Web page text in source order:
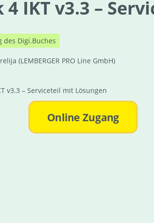
IKT v3.3 –
des Digi.Buches
(LEMBERGER PRO Line GmbH)
Online Zugang